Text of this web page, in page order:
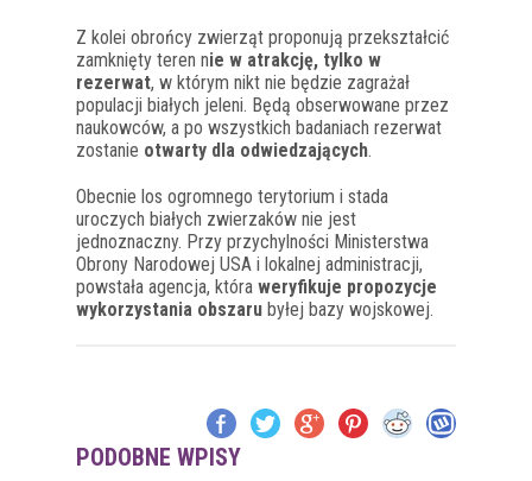
Z kolei obrońcy zwierząt proponują przekształcić
zamknięty teren nie w atrakcję, tylko w
rezerwat, w którym nikt nie będzie zagrażał
populacji białych jeleni. Będą obserwowane przez
naukowców, a po wszystkich badaniach rezerwat
zostanie otwarty dla odwiedzających.
Obecnie los ogromnego terytorium i stada
uroczych białych zwierzaków nie jest
jednoznaczny. Przy przychylności Ministerstwa
Obrony Narodowej USA i lokalnej administracji,
powstała agencja, która weryfikuje propozycje
wykorzystania obszaru byłej bazy wojskowej.
PODOBNE WPISY